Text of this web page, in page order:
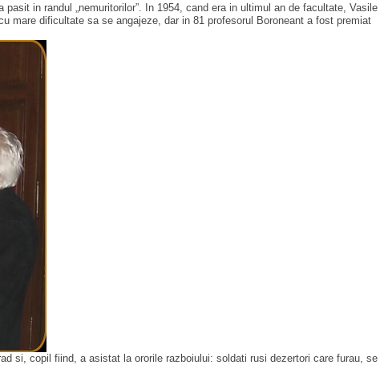
in randul „nemuritorilor”. In 1954, cand era in ultimul an de facultate, Vasile
mare dificultate sa se angajeze, dar in 81 profesorul Boroneant a fost premiat
si, copil fiind, a asistat la ororile razboiului: soldati rusi dezertori care furau, se